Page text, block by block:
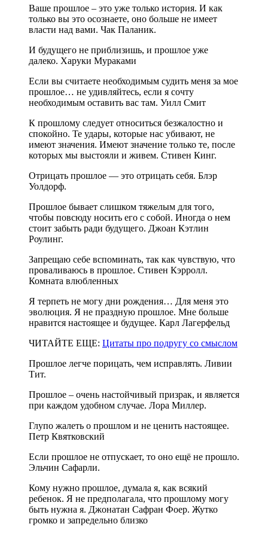
Ваше прошлое – это уже только история. И как
только вы это осознаете, оно больше не имеет
власти над вами. Чак Паланик.
И будущего не приблизишь, и прошлое уже
далеко. Харуки Мураками
Если вы считаете необходимым судить меня за мое
прошлое… не удивляйтесь, если я сочту
необходимым оставить вас там. Уилл Смит
К прошлому следует относиться безжалостно и
спокойно. Те удары, которые нас убивают, не
имеют значения. Имеют значение только те, после
которых мы выстояли и живем. Стивен Кинг.
Отрицать прошлое — это отрицать себя. Блэр
Уолдорф.
Прошлое бывает слишком тяжелым для того,
чтобы повсюду носить его с собой. Иногда о нем
стоит забыть ради будущего. Джоан Кэтлин
Роулинг.
Запрещаю себе вспоминать, так как чувствую, что
проваливаюсь в прошлое. Стивен Кэрролл.
Комната влюбленных
Я терпеть не могу дни рождения… Для меня это
эволюция. Я не праздную прошлое. Мне больше
нравится настоящее и будущее. Карл Лагерфельд
ЧИТАЙТЕ ЕЩЕ: Цитаты про подругу со смыслом
Прошлое легче порицать, чем исправлять. Ливии
Тит.
Прошлое – очень настойчивый призрак, и является
при каждом удобном случае. Лора Миллер.
Глупо жалеть о прошлом и не ценить настоящее.
Петр Квятковский
Если прошлое не отпускает, то оно ещё не прошло.
Эльчин Сафарли.
Кому нужно прошлое, думала я, как всякий
ребенок. Я не предполагала, что прошлому могу
быть нужна я. Джонатан Сафран Фоер. Жутко
громко и запредельно близко